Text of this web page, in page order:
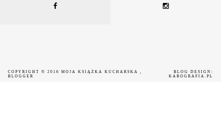
COPYRIGHT © 2016 MOJA KSIĄŻKA KUCHARSKA ,
BLOGGER
BLOG DESIGN:
KAROGRAFIA.PL